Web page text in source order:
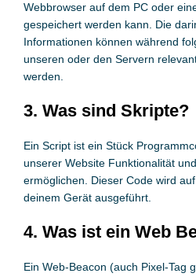
Webbrowser auf dem PC oder
gespeichert werden kann. Die
Informationen können während
unseren oder den Servern
werden.
3. Was sind Skripte?
Ein Script ist ein Stück
unserer Website Funktionalität
ermöglichen. Dieser Code wird
deinem Gerät ausgeführt.
4. Was ist ein Web
Ein Web-Beacon (auch Pixel-Tag